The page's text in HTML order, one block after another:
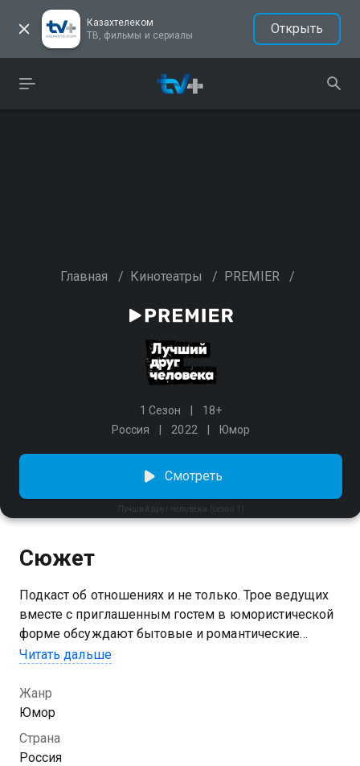
Казахтелеком
ТВ, фильмы и сериалы
Открыть
Главная / Кинотеатры / PREMIER /
1 Сезон
18+
Россия
2022 Юмор
Лучший друг человека (сезон 1)
Смотреть
Сюжет
Подкаст об отношениях и не только. Трое ведущих
вместе с приглашенным гостем в юмористической
форме обсуждают бытовые и романтические
проблемы.
Посмотреть онлайн 1 сезон сериала Лучший друг
человека вы можете совершенно бесплатно в
хорошем HD качестве на Казахтелеком
Читать дальше
Жанр
Юмор
Страна
Россия